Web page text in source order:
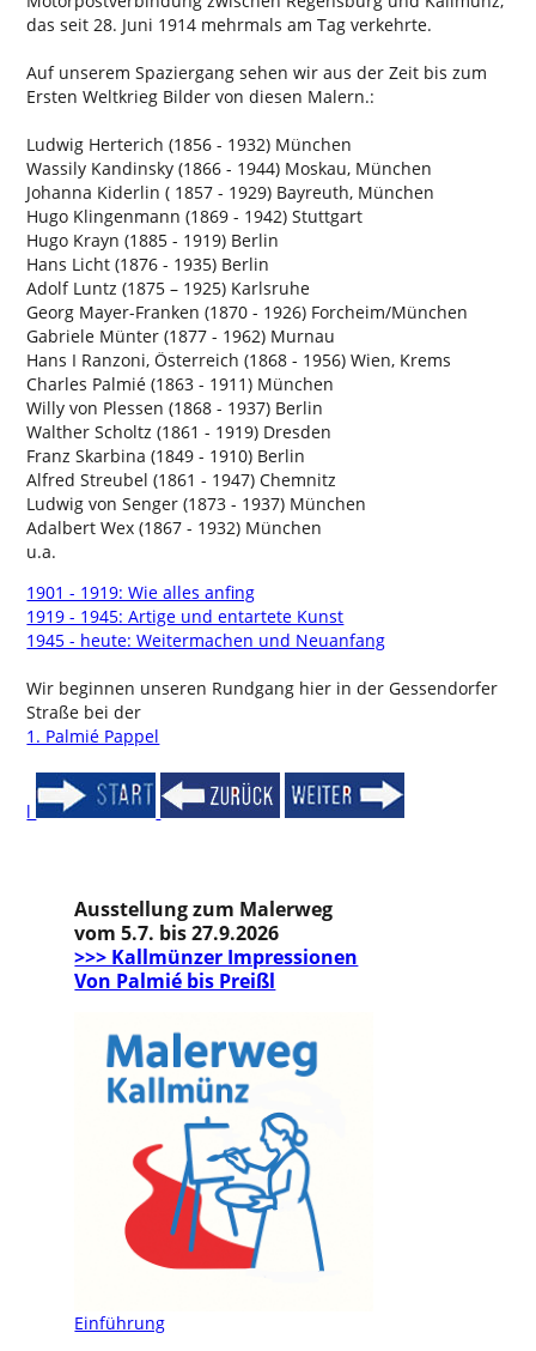
das seit 28. Juni 1914 mehrmals am Tag verkehrte.
Auf unserem Spaziergang sehen wir aus der Zeit bis zum
Ersten Weltkrieg Bilder von diesen Malern.:
Ludwig Herterich (1856 - 1932) München
Wassily Kandinsky (1866 - 1944) Moskau, München
Johanna Kiderlin ( 1857 - 1929) Bayreuth, München
Hugo Klingenmann (1869 - 1942) Stuttgart
Hugo Krayn (1885 - 1919) Berlin
Hans Licht (1876 - 1935) Berlin
Adolf Luntz (1875 – 1925) Karlsruhe
Georg Mayer-Franken (1870 - 1926) Forcheim/München
Gabriele Münter (1877 - 1962) Murnau
Hans I Ranzoni, Österreich (1868 - 1956) Wien, Krems
Charles Palmié (1863 - 1911) München
Willy von Plessen (1868 - 1937) Berlin
Walther Scholtz (1861 - 1919) Dresden
Franz Skarbina (1849 - 1910) Berlin
Alfred Streubel (1861 - 1947) Chemnitz
Ludwig von Senger (1873 - 1937) München
Adalbert Wex (1867 - 1932) München
u.a.
1901 - 1919: Wie alles anfing
1919 - 1945: Artige und entartete Kunst
1945 - heute: Weitermachen und Neuanfang
Wir beginnen unseren Rundgang hier in der Gessendorfer
Straße bei der
1. Palmié Pappel
l
Ausstellung zum Malerweg
vom 5.7. bis 27.9.2026
>>> Kallmünzer Impressionen
Von Palmié bis Preißl
Einführung